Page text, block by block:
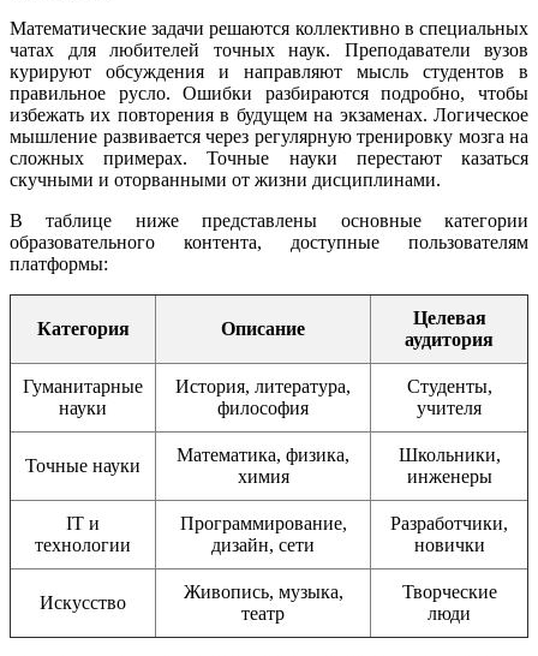
Математические задачи решаются коллективно в специальных
чатах для любителей точных наук. Преподаватели вузов
курируют обсуждения и направляют мысль студентов в
правильное русло. Ошибки разбираются подробно, чтобы
избежать их повторения в будущем на экзаменах. Логическое
мышление развивается через регулярную тренировку мозга на
сложных примерах. Точные науки перестают казаться
скучными и оторванными от жизни дисциплинами.
В таблице ниже представлены основные категории
образовательного контента, доступные пользователям
платформы:
Категория Описание
Целевая
аудитория
Гуманитарные
науки
История, литература,
философия
Студенты,
учителя
Точные науки
Математика, физика,
химия
Школьники,
инженеры
IT и
технологии
Программирование,
дизайн, сети
Разработчики,
новички
Искусство
Живопись, музыка,
театр
Творческие
люди